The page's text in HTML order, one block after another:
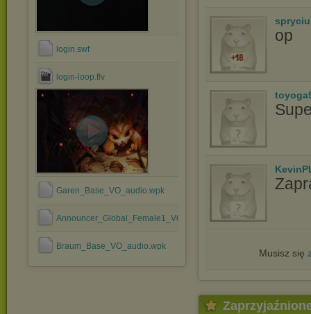
login.swf
login-loop.flv
Garen_Base_VO_audio.wpk
Announcer_Global_Female1_VO_audio.wpk
Braum_Base_VO_audio.wpk
op
Musisz się